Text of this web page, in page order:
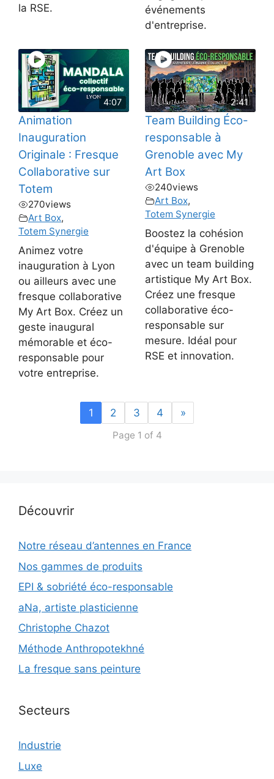
la RSE.
événements
d'entreprise.
4:07
Animation
Inauguration
Originale : Fresque
Collaborative sur
Totem
270views
Art Box,
Totem Synergie
Animez votre
inauguration à Lyon
ou ailleurs avec une
fresque collaborative
My Art Box. Créez un
geste inaugural
mémorable et éco-
responsable pour
votre entreprise.
2:41
Team Building Éco-
responsable à
Grenoble avec My
Art Box
240views
Art Box,
Totem Synergie
Boostez la cohésion
d'équipe à Grenoble
avec un team building
artistique My Art Box.
Créez une fresque
collaborative éco-
responsable sur
mesure. Idéal pour
RSE et innovation.
1 2 3 4 »
Page 1 of 4
Découvrir
Notre réseau d’antennes en France
Nos gammes de produits
EPI & sobriété éco-responsable
aNa, artiste plasticienne
Christophe Chazot
Méthode Anthropotekhné
La fresque sans peinture
Secteurs
Industrie
Luxe